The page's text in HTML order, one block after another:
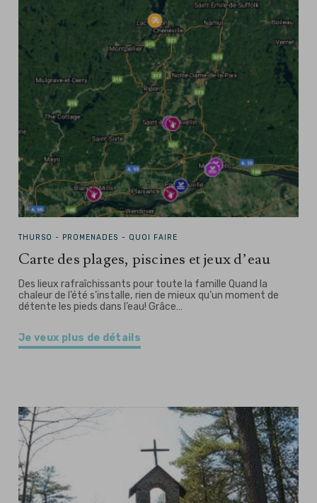
THURSO - PROMENADES - QUOI FAIRE
Carte des plages, piscines et jeux d’eau
Des lieux rafraîchissants pour toute la famille Quand la
chaleur de l’été s’installe, rien de mieux qu’un moment de
détente les pieds dans l’eau! Grâce…
Je veux plus de détails